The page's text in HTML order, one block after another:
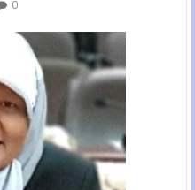
0